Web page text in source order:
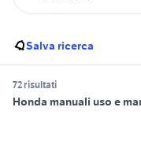
Salva ricerca
72 risultati
Honda manuali uso e